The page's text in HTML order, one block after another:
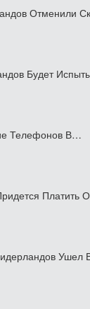
Отменили
Будет
Телефонов В…
Платить
Ушел